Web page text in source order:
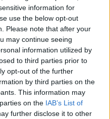
information for
use the below opt-out
Please note that after your
may continue seeing
information utilized by
to third parties prior to
opt-out of the further
by third parties on the
This information may
on the IAB’s List of
further disclose it to other
che ti circonda, ma sorvola
tua vita sentimentale,
piano sparirá. L’inizio del
ma attenzione di non
lo zampino di Luna-
critica, a rischio di un litigio.
il 14 aprile ti sará a favore.
mese potrebbe arrivare la
un rapporto duraturo. Il 22-23
ad una breve conoscenza.
della penultima settimana,
critici.